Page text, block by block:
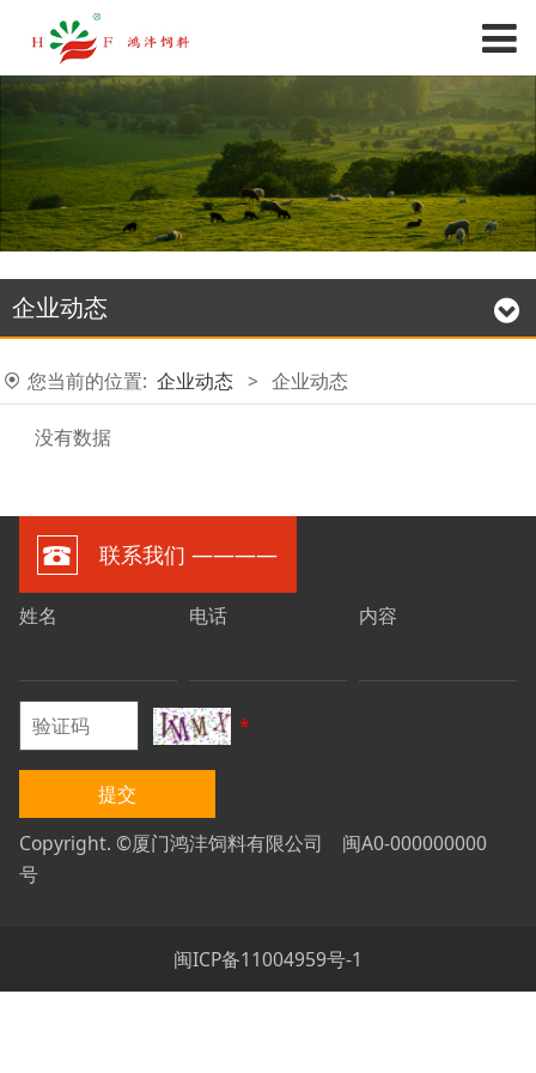
企业动态
您当前的位置: 企业动态 > 企业动态
没有数据
联系我们 ————
姓名 电话 内容
*
提交
Copyright. ©厦门鸿沣饲料有限公司 闽A0-000000000
号
闽ICP备11004959号-1